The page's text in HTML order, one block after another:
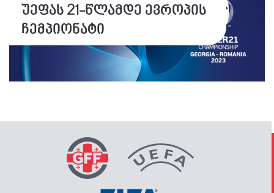
უეფას 21-წლამდე ევროპის
ჩემპიონატი